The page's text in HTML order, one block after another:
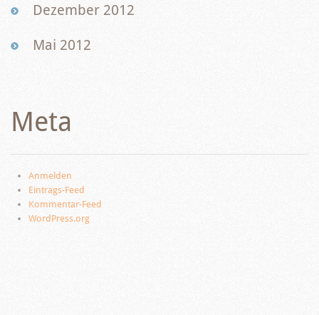
Dezember 2012
Mai 2012
Meta
Anmelden
Eintrags-Feed
Kommentar-Feed
WordPress.org